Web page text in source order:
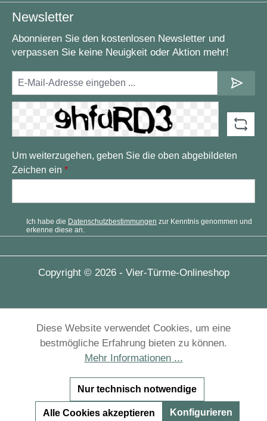
Newsletter
Abonnieren Sie den kostenlosen Newsletter und
verpassen Sie keine Neuigkeit oder Aktion mehr!
Um weiterzugehen, geben Sie die oben abgebildeten
Zeichen ein *
Ich habe die Datenschutzbestimmungen zur Kenntnis genommen und
erkenne diese an.
Copyright © 2026 - Vier-Türme-Onlineshop
Diese Website verwendet Cookies, um eine
bestmögliche Erfahrung bieten zu können.
Mehr Informationen ...
Nur technisch notwendige
Alle Cookies akzeptieren Konfigurieren